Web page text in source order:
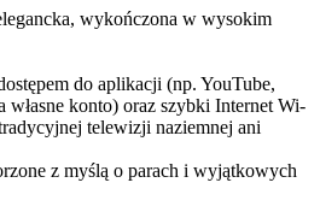
wykończona w wysokim
do aplikacji (np. YouTube,
konto) oraz szybki Internet Wi-
telewizji naziemnej ani
z myślą o parach i wyjątkowych